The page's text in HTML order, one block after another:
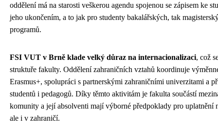
oddělení má na starosti veškerou agendu spojenou se zápisem ke
jeho ukončením, a to jak pro studenty bakalářských, tak
programů.
FSI VUT v Brně klade velký důraz na internacionalizaci, což
struktuře fakulty. Oddělení zahraničních vztahů koordinuje
Erasmus+, spolupráci s partnerskými zahraničními univerzitami a
studentů i pedagogů. Díky těmto aktivitám je fakulta součástí
komunity a její absolventi mají výborné předpoklady pro uplatnění
ale i v zahraničí.